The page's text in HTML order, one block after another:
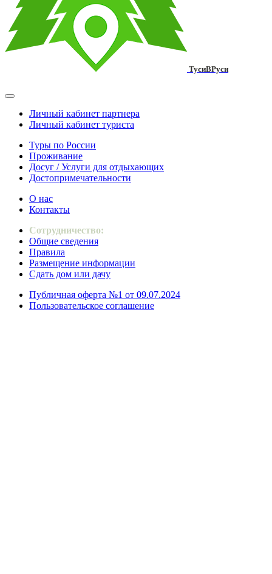
ТусиВРуси
Личный кабинет партнера
Личный кабинет туриста
Туры по России
Проживание
Досуг / Услуги для отдыхающих
Достопримечательности
О нас
Контакты
Сотрудничество:
Общие сведения
Правила
Размещение информации
Сдать дом или дачу
Публичная оферта №1 от 09.07.2024
Пользовательское соглашение